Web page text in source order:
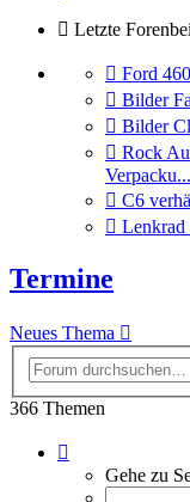
Letzte
Gehe
zum
letzten
Beitrag
Ford
Gehe
zum
letzten
Beitrag
Bilder
Gehe
zum
letzten
Beitrag
Bilder
Gehe
zum
letzten
Beitrag
Rock
Verpacku...
Gehe
zum
letzten
C6
Gehe
Lenkrad
Termine
Neues Thema
366 Themen
von
Gehe zu